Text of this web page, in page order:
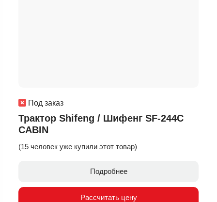
Под заказ
Трактор Shifeng / Шифенг SF-244C
CABIN
(15 человек уже купили этот товар)
Подробнее
Рассчитать цену